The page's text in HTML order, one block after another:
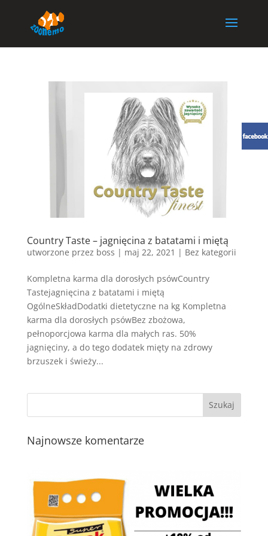
Country Taste – jagnięcina z batatami i miętą
utworzone przez boss | maj 22, 2021 | Bez kategorii
Kompletna karma dla dorosłych psówCountry
Tastejagnięcina z batatami i miętą
OgólneSkładDodatki dietetyczne na kg Kompletna
karma dla dorosłych psówBez zbożowa,
pełnoporcjowa karma dla małych ras. 50%
jagnięciny, a do tego dodatek mięty na zdrowy
brzuszek i świeży...
Najnowsze komentarze